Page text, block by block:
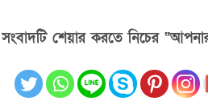
সংবাদটি শেয়ার করতে নিচের